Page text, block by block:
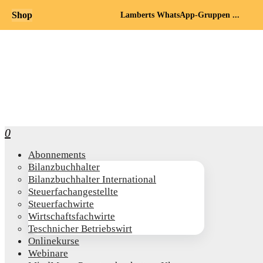
0
Abon­ne­ments
Bilanz­buch­hal­ter
Bilanz­buch­hal­ter International
Steu­er­fach­an­ge­stell­te
Steu­er­fach­wir­te
Wirt­schafts­fach­wir­te
Teschni­cher Betriebswirt
Online­kur­se
Web­i­na­re
Shop Lamberts WhatsApp-Gruppen ...